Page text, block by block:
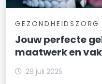
Jouw perfecte
maatwerk en
29 juli 2025